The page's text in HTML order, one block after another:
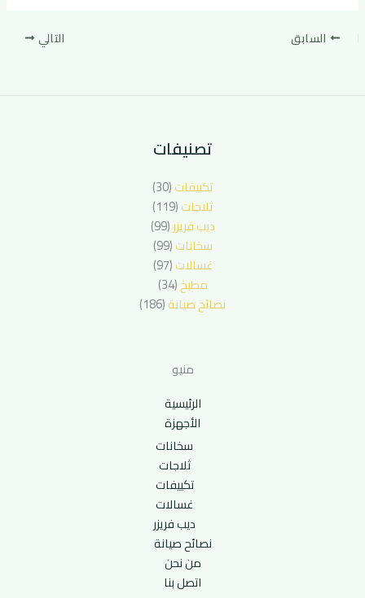
السابق التالي
تصنيفات
تكييفات(30)
ثلاجات(119)
ديب فريزر(99)
سخانات(99)
غسالات(97)
مطبخ(34)
نصائح صيانة(186)
منيو
الرئيسية
الأجهزة
سخانات
ثلاجات
تكييفات
غسالات
ديب فريزر
نصائح صيانة
من نحن
اتصل بنا